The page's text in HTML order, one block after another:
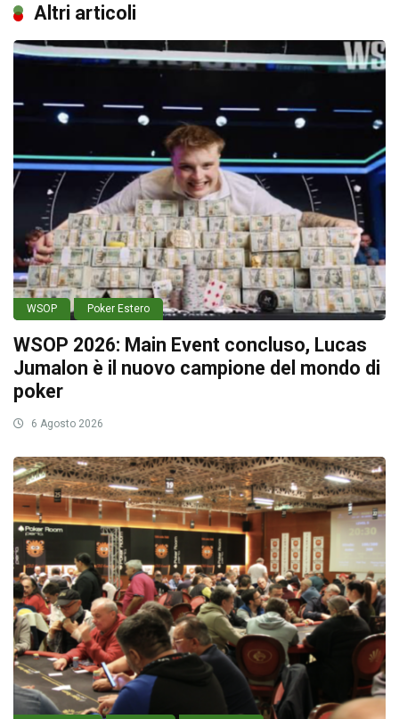
Altri articoli
WSOP Poker Estero
WSOP 2026: Main Event concluso, Lucas
Jumalon è il nuovo campione del mondo di
poker
6 Agosto 2026